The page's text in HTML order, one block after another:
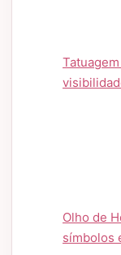
Olho de
símbolos